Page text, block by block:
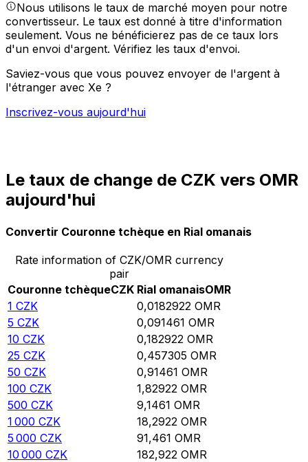
Nous utilisons le taux de marché moyen pour notre
convertisseur. Le taux est donné à titre d'information
seulement. Vous ne bénéficierez pas de ce taux lors
d'un envoi d'argent. Vérifiez les taux d'envoi.
Saviez-vous que vous pouvez envoyer de l'argent à
l'étranger avec Xe ?
Inscrivez-vous aujourd'hui
Le taux de change de CZK vers OMR
aujourd'hui
Convertir Couronne tchèque en Rial omanais
Rate information of CZK/OMR currency
pair
Couronne tchèqueCZK Rial omanaisOMR
1 CZK 0,0182922 OMR
5 CZK 0,091461 OMR
10 CZK 0,182922 OMR
25 CZK 0,457305 OMR
50 CZK 0,91461 OMR
100 CZK 1,82922 OMR
500 CZK 9,1461 OMR
1 000 CZK 18,2922 OMR
5 000 CZK 91,461 OMR
10 000 CZK 182,922 OMR